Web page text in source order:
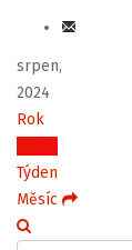
srpen,
2024
Rok
Měsíc
Týden
Měsíc